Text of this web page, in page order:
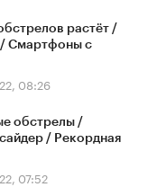
растёт /
/ Смартфоны с
08:26
обстрелы /
/ Рекордная
07:52